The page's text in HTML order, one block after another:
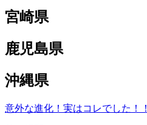
宮崎県
鹿児島県
沖縄県
意外な進化！実はコレでした！！